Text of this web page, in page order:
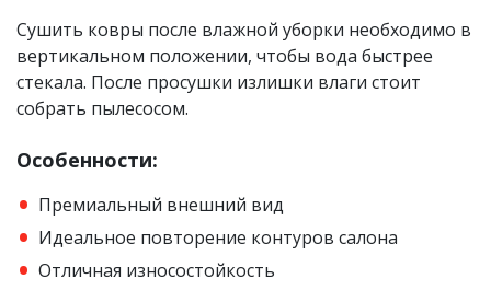
Сушить ковры после влажной уборки необходимо в
вертикальном положении, чтобы вода быстрее
стекала. После просушки излишки влаги стоит
собрать пылесосом.
Особенности:
Премиальный внешний вид
Идеальное повторение контуров салона
Отличная износостойкость